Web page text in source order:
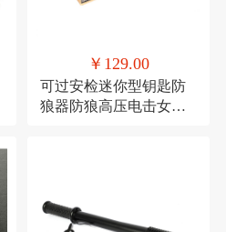
￥129.00
可过安检迷你型钥匙防
狼器防狼高压电击女子